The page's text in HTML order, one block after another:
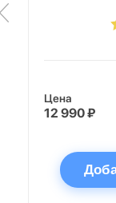
Цена
12 990 ₽